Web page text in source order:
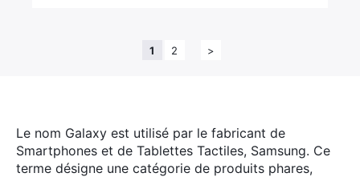
Le nom Galaxy est utilisé par le fabricant de
Smartphones et de Tablettes Tactiles, Samsung. Ce
terme désigne une catégorie de produits phares,
1 2 >